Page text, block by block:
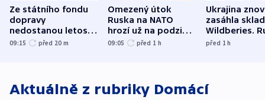
Ze státního fondu
dopravy
nedostanou letos
kraje na silnice ani
09:15 před 20 m
Omezený útok
Ruska na NATO
hrozí už na podzim,
varují tajné služby
09:05 před 1 h
Ukrajina
zasáhla
Wildberies.
útočili v
před 1h
Aktuálně z rubriky Domácí